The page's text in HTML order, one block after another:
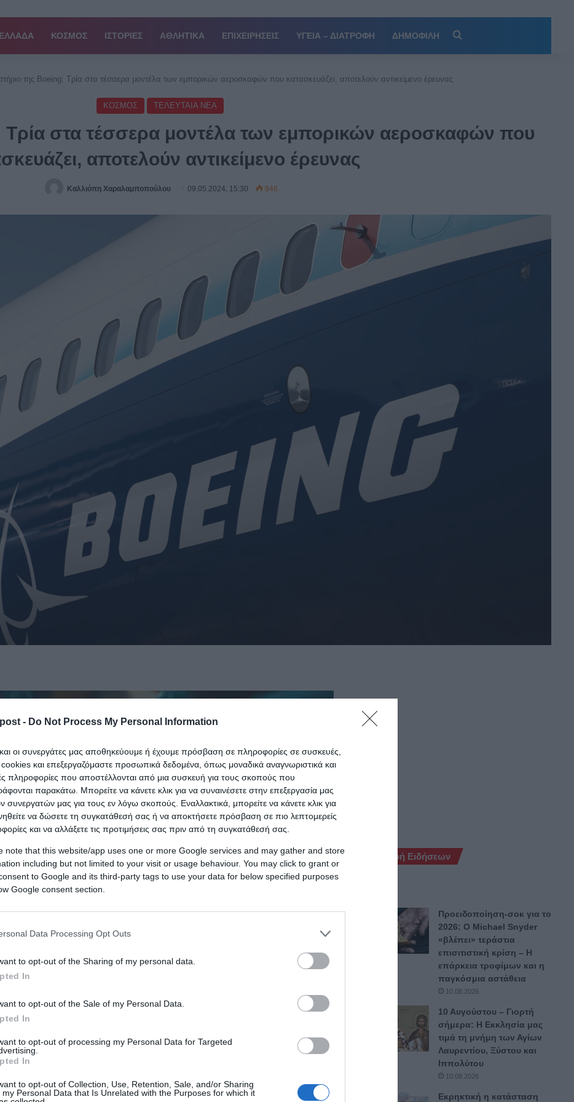
- Do Not Process My Personal Information
και οι συνεργάτες μας αποθηκεύουμε ή έχουμε πρόσβαση σε πληροφορίες σε συσκευές,
και επεξεργαζόμαστε προσωπικά δεδομένα, όπως μοναδικά αναγνωριστικά και
πληροφορίες που αποστέλλονται από μια συσκευή για τους σκοπούς που
παρακάτω. Μπορείτε να κάνετε κλικ για να συναινέσετε στην επεξεργασία μας
συνεργατών μας για τους εν λόγω σκοπούς. Εναλλακτικά, μπορείτε να κάνετε κλικ για
να δώσετε τη συγκατάθεσή σας ή να αποκτήσετε πρόσβαση σε πιο λεπτομερείς
και να αλλάξετε τις προτιμήσεις σας πριν από τη συγκατάθεσή σας.
note that this website/app uses one or more Google services and may gather and store
including but not limited to your visit or usage behaviour. You may click to grant or
to Google and its third-party tags to use your data for below specified purposes
Google consent section.
Data Processing Opt Outs
to opt-out of the Sharing of my personal data.
In
to opt-out of the Sale of my Personal Data.
In
to opt-out of processing my Personal Data for Targeted
In
to opt-out of Collection, Use, Retention, Sale, and/or Sharing
my Personal Data that Is Unrelated with the Purposes for which it
EΛΛΑΔΑ ΚΟΣΜΟΣ ΙΣΤΟΡΙΕΣ ΑΘΛΗΤΙΚΑ ΕΠΙΧΕΙΡΗΣΕΙΣ ΥΓΕΙΑ – ΔΙΑΤΡΟΦΗ ΔΗΜΟΦΙΛΗ
της Boeing: Τρία στα τέσσερα μοντέλα των εμπορικών αεροσκαφών που κατασκευάζει, αποτελούν αντικείμενο έρευνας
ΚΟΣΜΟΣ ΤΕΛΕΥΤΑΙΑ ΝΕΑ
Τρία στα τέσσερα μοντέλα των εμπορικών αεροσκαφών που
αποτελούν αντικείμενο έρευνας
Καλλιόπη Χαραλαμποπούλου 09.05.2024, 15:30 946
ΗΠΑ
ότι ενδέχεται να μην έχει ολοκληρώσει τις
την επαρκή πρόσφυση και γείωση, στο σημείο όπου
αεροπλάνο τύπου 787 Dreamliner, όπως
Ροή Ειδήσεων
Προειδοποίηση-σοκ για το
2026: Ο Μichael Snyder
«βλέπει» τεράστια
επισιτιστική κρίση – Η
επάρκεια τροφίμων και η
παγκόσμια αστάθεια
10.08.2026
10 Αυγούστου – Γιορτή
σήμερα: Η Εκκλησία μας
τιμά τη μνήμη των Αγίων
Λαυρεντίου, Ξύστου και
Ιππολύτου
10.08.2026
Εκρηκτική η κατάσταση